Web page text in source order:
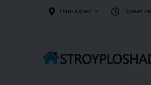
Наш адрес Время